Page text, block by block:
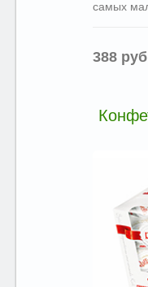
самых
388 руб